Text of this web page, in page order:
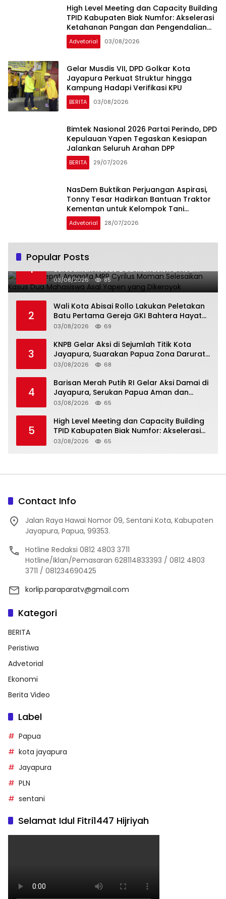
High Level Meeting dan Capacity Building
TPID Kabupaten Biak Numfor: Akselerasi
Ketahanan Pangan dan Pengendalian
Inflasi
Advetorial 03/08/2026
Gelar Musdis VII, DPD Golkar Kota
Jayapura Perkuat Struktur hingga
Kampung Hadapi Verifikasi KPU
BERITA 03/08/2026
Bimtek Nasional 2026 Partai Perindo, DPD
Kepulauan Yapen Tegaskan Kesiapan
Jalankan Seluruh Arahan DPP
BERITA 29/07/2026
NasDem Buktikan Perjuangan Aspirasi,
Tonny Tesar Hadirkan Bantuan Traktor
Kementan untuk Kelompok Tani
Swakarsa Mandiri
Advetorial 28/07/2026
Popular Posts
1
Gerak Cepat Anggota MRP Cyrilus Moman
Selesaikan Kasus Dua Mahasiswa Asal
Yapen yang Dikeroyok
03/08/2026 85
2
Wali Kota Abisai Rollo Lakukan Peletakan
Batu Pertama Gereja GKI Bahtera Hayat
Hamadi, Serahkan Bantuan Rp200 Juta
03/08/2026 69
3
KNPB Gelar Aksi di Sejumlah Titik Kota
Jayapura, Suarakan Papua Zona Darurat
Militer dan Kemanusiaan
03/08/2026 68
4
Barisan Merah Putih RI Gelar Aksi Damai di
Jayapura, Serukan Papua Aman dan
Damai
03/08/2026 65
5
High Level Meeting dan Capacity Building
TPID Kabupaten Biak Numfor: Akselerasi
Ketahanan Pangan dan Pengendalian
03/08/2026 65
Contact Info
Jalan Raya Hawai Nomor 09, Sentani Kota, Kabupaten
Jayapura, Papua, 99353.
Hotline Redaksi 0812 4803 3711
Hotline/Iklan/Pemasaran 628114833393 / 0812 4803
3711 / 081234690425
korlip.paraparatv@gmail.com
Kategori
BERITA
Peristiwa
Advetorial
Ekonomi
Berita Video
Label
Papua
kota jayapura
Jayapura
PLN
sentani
Selamat Idul Fitri1447 Hijriyah